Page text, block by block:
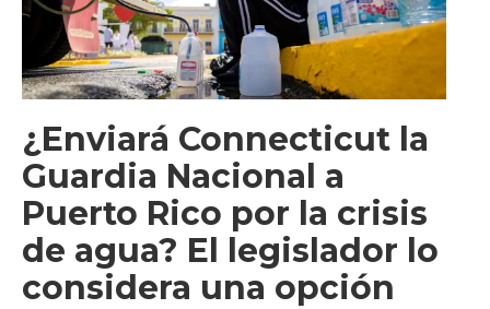
¿Enviará Connecticut la
Guardia Nacional a
Puerto Rico por la crisis
de agua? El legislador lo
considera una opción